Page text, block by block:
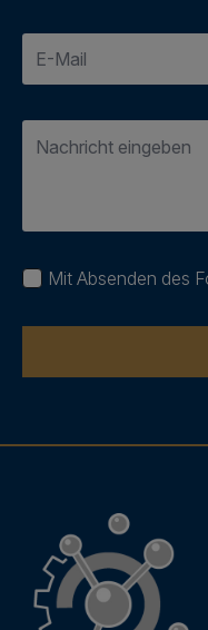
E-
Mail
Nachricht
Datenschutz
Mit Absenden des